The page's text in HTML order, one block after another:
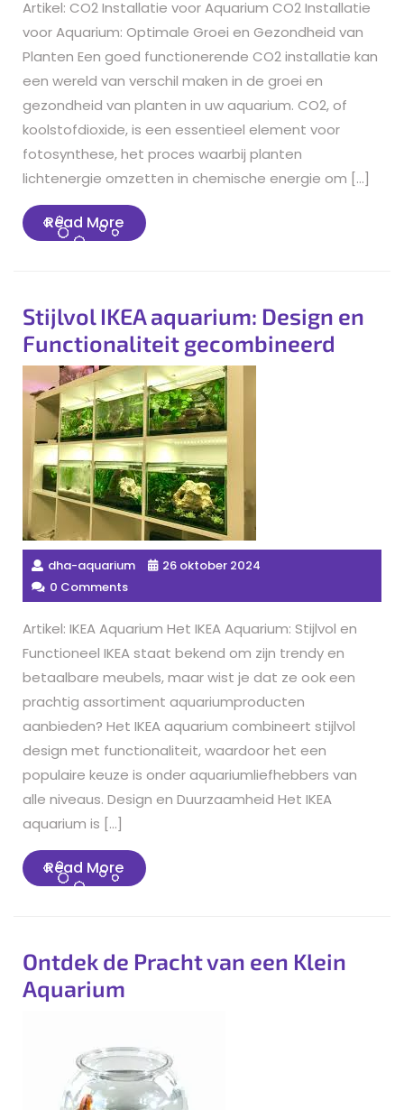
Artikel: CO2 Installatie voor Aquarium CO2 Installatie
voor Aquarium: Optimale Groei en Gezondheid van
Planten Een goed functionerende CO2 installatie kan
een wereld van verschil maken in de groei en
gezondheid van planten in uw aquarium. CO2, of
koolstofdioxide, is een essentieel element voor
fotosynthese, het proces waarbij planten
lichtenergie omzetten in chemische energie om […]
Read MoreRead
More
Stijlvol IKEA aquarium: Design en
Functionaliteit gecombineerd
dha-aquarium
26 oktober 2024
0 Comments
Artikel: IKEA Aquarium Het IKEA Aquarium: Stijlvol en
Functioneel IKEA staat bekend om zijn trendy en
betaalbare meubels, maar wist je dat ze ook een
prachtig assortiment aquariumproducten
aanbieden? Het IKEA aquarium combineert stijlvol
design met functionaliteit, waardoor het een
populaire keuze is onder aquariumliefhebbers van
alle niveaus. Design en Duurzaamheid Het IKEA
aquarium is […]
Read MoreRead
More
Ontdek de Pracht van een Klein
Aquarium